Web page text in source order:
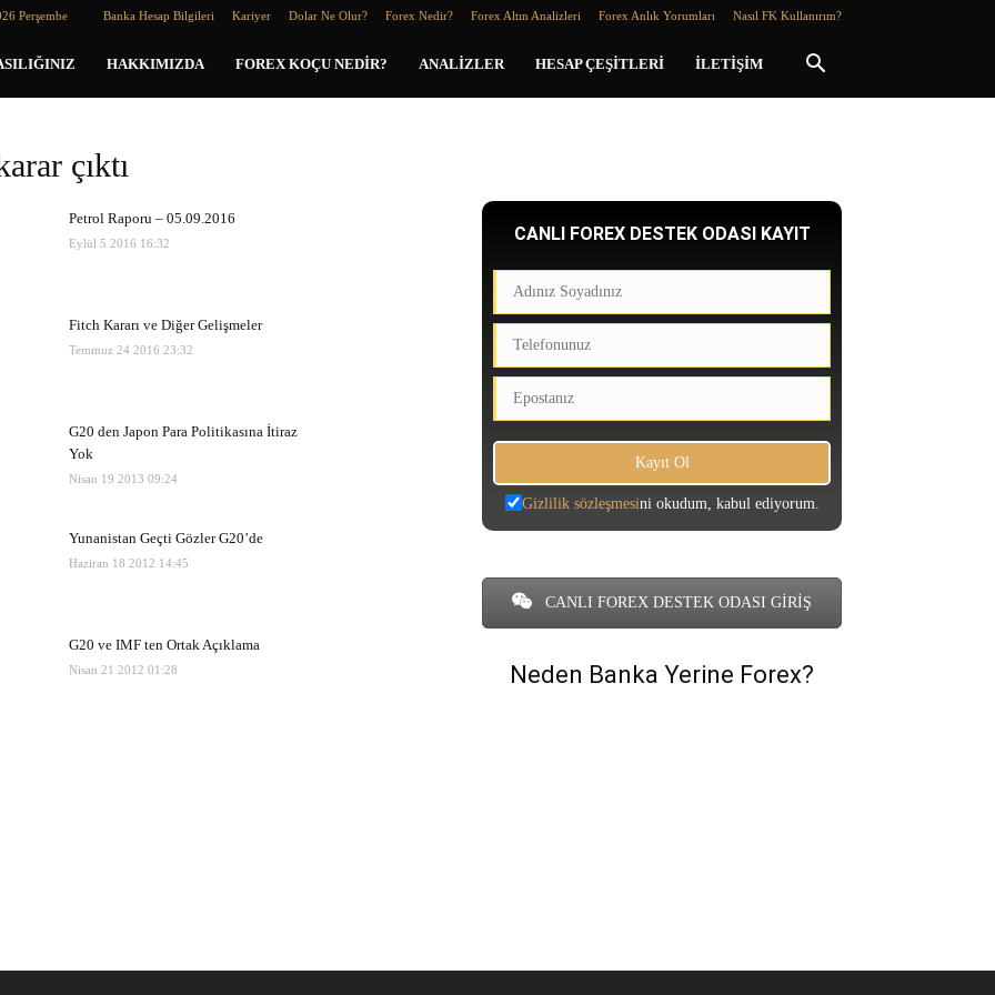
Perşembe Banka Hesap Bilgileri Kariyer Dolar Ne Olur? Forex Nedir? Forex Altın Analizleri Forex Anlık Yorumları Nasıl FK Kullanırım?
HAKKIMIZDA FOREX KOÇU NEDIR? ANALIZLER HESAP ÇEŞITLERI İLETIŞIM
çıktı
Petrol Raporu – 05.09.2016
Eylül 5 2016 16:32
Fitch Kararı ve Diğer Gelişmeler
Temmuz 24 2016 23:32
G20 den Japon Para Politikasına İtiraz
Yok
Nisan 19 2013 09:24
Yunanistan Geçti Gözler G20’de
Haziran 18 2012 14:45
G20 ve IMF ten Ortak Açıklama
Nisan 21 2012 01:28
CANLI FOREX DESTEK ODASI KAYIT
Gizlilik sözleşmesini okudum, kabul ediyorum.
CANLI FOREX DESTEK ODASI GİRİŞ
Neden Banka Yerine Forex?